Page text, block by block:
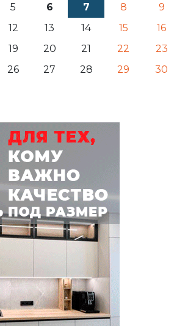
5 6 7 8
9
12 13 14 15
16
19 20 21 22
23
26 27 28 29
30